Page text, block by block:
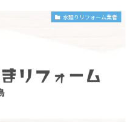
水廻りリフォーム業者